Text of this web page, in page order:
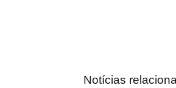
Notícias